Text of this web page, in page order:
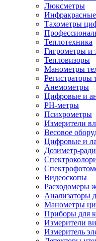
Люксметры
Тахометры
Теплотехника
Гигрометры и
Тепловизоры
Манометры
Регистраторы
Анемометры
Цифровые и
PH-метры
Психрометры
Измерители
Весовое
Цифровые и
Дозиметр-
Видеоскопы
Расходомеры
Анализаторы
Манометры
Приборы для
Измерители
Измеритель